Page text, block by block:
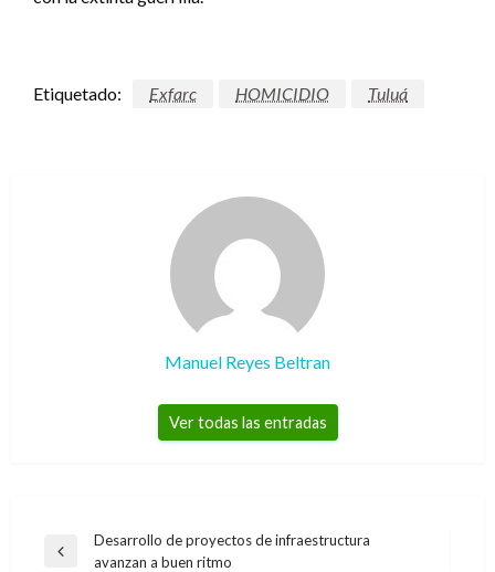
Etiquetado: Exfarc HOMICIDIO Tuluá
Manuel Reyes Beltran
Ver todas las entradas
Navegación
Entrada
Desarrollo de proyectos de infraestructura
avanzan a buen ritmo